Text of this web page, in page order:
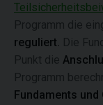
Programm die
reguliert. Die
Punkt die
Programm
Fundaments